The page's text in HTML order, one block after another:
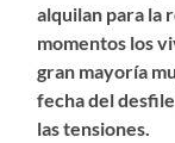
alquilan para la
momentos los
gran mayoría
fecha del
las tensiones.